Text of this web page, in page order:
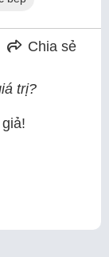
Chia sẻ
trị?